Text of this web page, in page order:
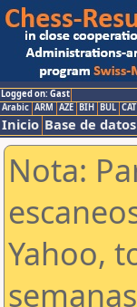
Logged on: Gast
Arabic ARM AZE BIH BUL CAT
Inicio Base de
Nota:
Yahoo,